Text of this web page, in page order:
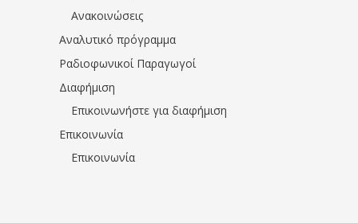
Ανακοινώσεις
Αναλυτικό πρόγραμμα
Ραδιοφωνικοί Παραγωγοί
Διαφήμιση
Επικοινωνήστε για διαφήμιση
Επικοινωνία
Επικοινωνία